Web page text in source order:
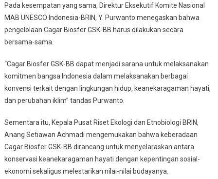
Pada kesempatan yang sama, Direktur Eksekutif Komite Nasional
MAB UNESCO Indonesia-BRIN, Y. Purwanto menegaskan bahwa
pengelolaan Cagar Biosfer GSK-BB harus dilakukan secara
bersama-sama.
“Cagar Biosfer GSK-BB dapat menjadi sarana untuk melaksanakan
komitmen bangsa Indonesia dalam melaksanakan berbagai
konvensi terkait dengan lingkungan hidup, keanekaragaman hayati,
dan perubahan iklim” tandas Purwanto.
Sementara itu, Kepala Pusat Riset Ekologi dan Etnobiologi BRIN,
Anang Setiawan Achmadi mengemukakan bahwa keberadaan
Cagar Biosfer GSK-BB dirancang untuk menyelaraskan antara
konservasi keanekaragaman hayati dengan kepentingan sosial-
ekonomi sekaligus melestarikan nilai-nilai budayanya.